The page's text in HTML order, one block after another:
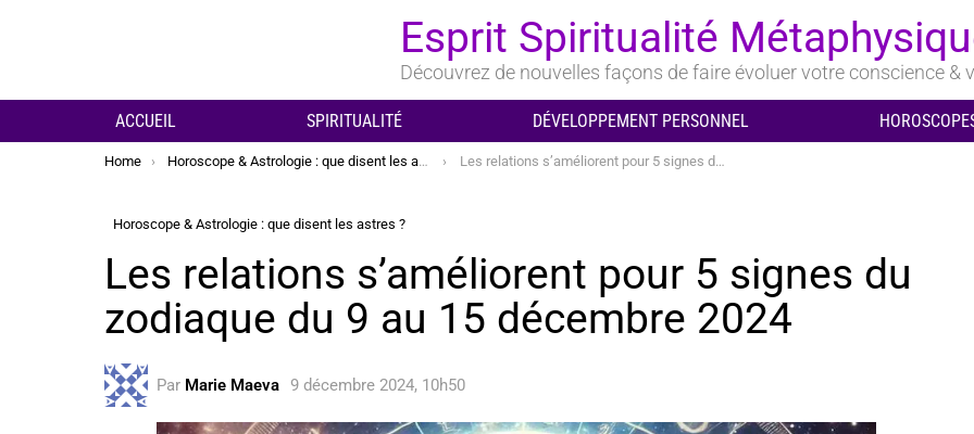
Esprit Spiritualité
Découvrez de nouvelles façons de faire évoluer votre conscience &
ACCUEIL SPIRITUALITÉ DÉVELOPPEMENT PERSONNEL
You are here:
Home Horoscope & Astrologie : que disent les astres ? Les relations s’améliorent pour 5 signes du zodiaque du 9 au 15 décembre 2024
Horoscope & Astrologie : que disent les astres ?
Les relations s’améliorent pour 5 signes du
zodiaque du 9 au 15 décembre 2024
Par Marie Maeva 9 décembre 2024, 10h50